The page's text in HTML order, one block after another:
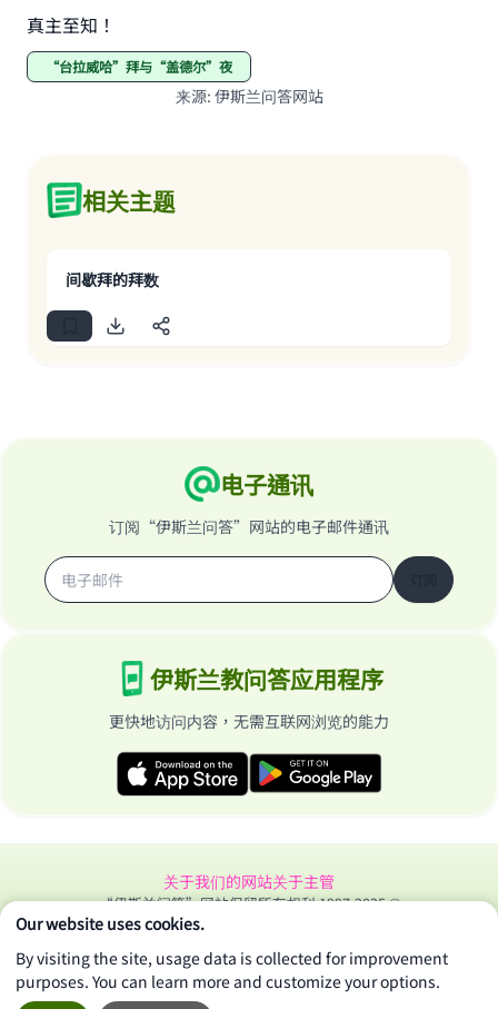
真主至知！
“台拉威哈”拜与“盖德尔”夜
来源: 伊斯兰问答网站
相关主题
间歇拜的拜数
电子通讯
订阅“伊斯兰问答”网站的电子邮件通讯
伊斯兰教问答应用程序
更快地访问内容，无需互联网浏览的能力
关于我们的网站关于主管
“伊斯兰问答”网站保留所有权利 1997-2025 ©
Our website uses cookies.
By visiting the site, usage data is collected for improvement
purposes. You can learn more and customize your options.